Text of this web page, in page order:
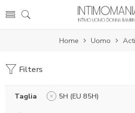
Home Uomo
Filters
Taglia 5H (EU 85H)